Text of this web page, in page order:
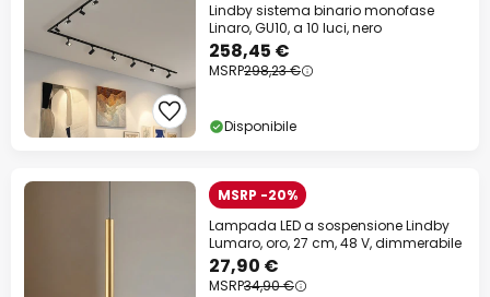
Lindby sistema binario monofase
Linaro, GU10, a 10 luci, nero
258,45 €
MSRP298,23 €
Disponibile
MSRP -20%
Lampada LED a sospensione Lindby
Lumaro, oro, 27 cm, 48 V, dimmerabile
27,90 €
MSRP34,90 €